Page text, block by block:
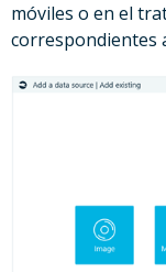
móviles o en el
correspondientes